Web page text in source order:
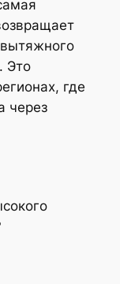
Это
где
через